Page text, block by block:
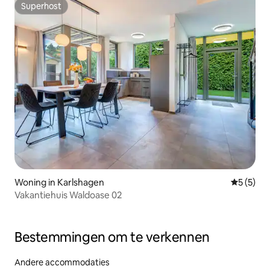
Superhost
Superhost
Woning in Karlshagen
5 (5)
Vakantiehuis Waldoase 02
Bestemmingen om te verkennen
Andere accommodaties